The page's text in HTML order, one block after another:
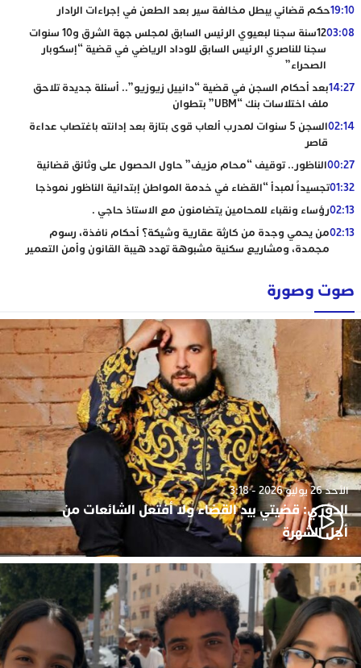
19:10حكم قضائي يبطل مخالفة سير بعد الطعن في إجراءات الرادار
03:08
12سنة سجنا لبعيوي الرئيس السابق لمجلس جهة الشرق و10 سنوات
سجنا للناصري الرئيس السابق للوداد الرياضي في قضية “إسكوبار
الصحراء”
14:27بعد أحكام السجن في قضية “دانييل زيوزيو”.. أسئلة جديدة تلاحق
ملف اختلاسات بنك “UBM” بتطوان
02:14
السجن 5 سنوات لمدرب ألعاب قوى بتازة بعد إدانته باغتصاب عداءة
قاصر
00:27الناظور.. توقيف “محام مزيف” حاول الحصول على وثائق قضائية
01:32تجسيداً لمبدأ “القضاء في خدمة المواطن إبتدائية الناظور نموذجا
02:13رؤساء ونقباء للمحامين يتضامنون مع الاستاذ حاجي .
02:13من يحمي وجدة من كارثة عقارية وشيكة؟ أحكام نافذة، رسوم
مجمدة، ومشاريع سكنية مشبوهة تهدد هيبة القانون وأمن التعمير
صوت وصورة
الأحد 26 يوليو 2026 - 3:18
الدوزي: قضيتي بيد القضاء ولا أفتعل الشائعات من
أجل الشهرة